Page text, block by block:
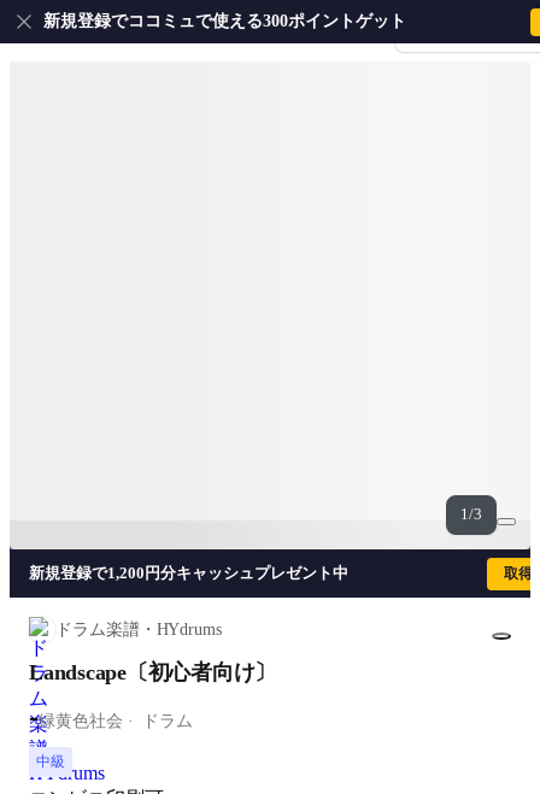
会員登録・ログイ
新規登録でココミュで使える300ポイントゲット
1/3
新規登録で1,200円分キャッシュプレゼント中 取得
ドラム楽譜・HYdrums
Landscape〔初心者向け〕
-緑黄色社会 ドラム
中級